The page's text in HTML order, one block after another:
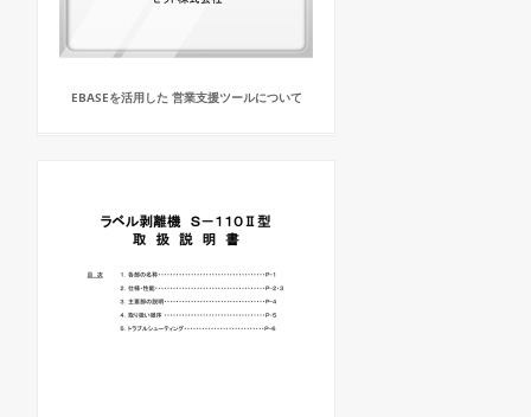
EBASEを活用した 営業支援ツールについて